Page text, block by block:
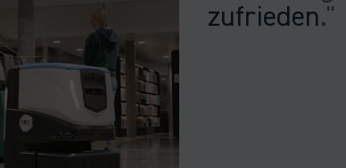
zufrieden."